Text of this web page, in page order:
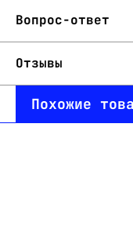
Вопрос-ответ
Отзывы
Похожие